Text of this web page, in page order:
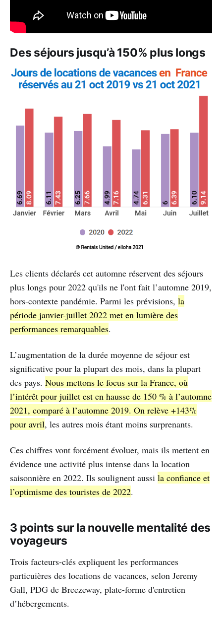
Des séjours jusqu’à 150% plus longs
Les clients déclarés cet automne réservent des séjours
plus longs pour 2022 qu'ils ne l'ont fait l’automne 2019,
hors-contexte pandémie. Parmi les prévisions, la
période janvier-juillet 2022 met en lumière des
performances remarquables.
L’augmentation de la durée moyenne de séjour est
significative pour la plupart des mois, dans la plupart
des pays. Nous mettons le focus sur la France, où
l’intérêt pour juillet est en hausse de 150 % à l’automne
2021, comparé à l’automne 2019. On relève +143%
pour avril, les autres mois étant moins surprenants.
Ces chiffres vont forcément évoluer, mais ils mettent en
évidence une activité plus intense dans la location
saisonnière en 2022. Ils soulignent aussi la confiance et
l’optimisme des touristes de 2022.
3 points sur la nouvelle mentalité des
voyageurs
Trois facteurs-clés expliquent les performances
particuières des locations de vacances, selon Jeremy
Gall, PDG de Breezeway, plate-forme d'entretien
d’hébergements.